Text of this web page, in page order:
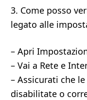
3. Come posso
legato alle
– Apri
– Vai a Rete e
– Assicurati che
disabilitate o